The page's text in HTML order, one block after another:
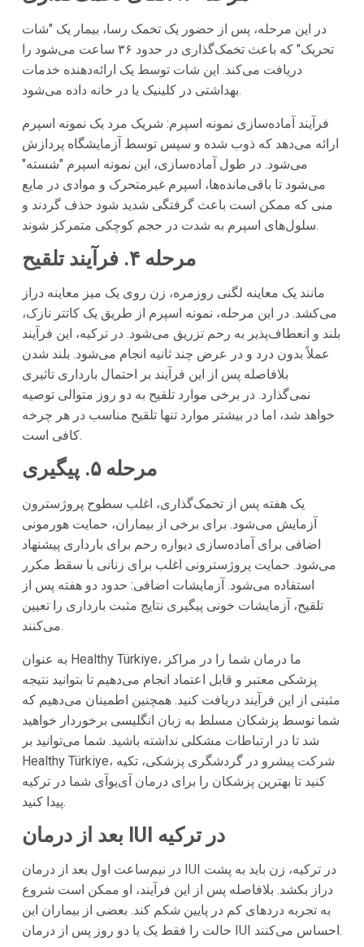
در این مرحله، پس از حضور یک تخمک رسا، بیمار یک "شات
تحریک" که باعث تخمک‌گذاری در حدود ۳۶ ساعت می‌شود را
دریافت می‌کند. این شات توسط یک ارائه‌دهنده خدمات
بهداشتی در کلینیک یا در خانه داده می‌شود.
فرآیند آماده‌سازی نمونه اسپرم: شریک مرد یک نمونه اسپرم
ارائه می‌دهد که ذوب شده و سپس توسط آزمایشگاه پردازش
می‌شود. در طول آماده‌سازی، این نمونه اسپرم "شسته"
می‌شود تا باقی‌مانده‌ها، اسپرم غیرمتحرک و موادی در مایع
منی که ممکن است باعث گرفتگی شدید شود حذف گردند و
سلول‌های اسپرم به شدت در حجم کوچکی متمرکز شوند.
مرحله ۴. فرآیند تلقیح
مانند یک معاینه لگنی روزمره، زن روی یک میز معاینه دراز
می‌کشد. در این مرحله، نمونه اسپرم از طریق یک کاتتر نازک،
بلند و انعطاف‌پذیر به رحم تزریق می‌شود. در ترکیه، این فرآیند
عملاً بدون درد و در عرض چند ثانیه انجام می‌شود. بلند شدن
بلافاصله پس از این فرآیند بر احتمال بارداری تاثیری
نمی‌گذارد. در برخی موارد تلقیح به دو روز متوالی توصیه
خواهد شد، اما در بیشتر موارد تنها تلقیح مناسب در هر چرخه
کافی است.
مرحله ۵. پیگیری
یک هفته پس از تخمک‌گذاری، اغلب سطوح پروژسترون
آزمایش می‌شود. برای برخی از بیماران، حمایت هورمونی
اضافی برای آماده‌سازی دیواره رحم برای بارداری پیشنهاد
می‌شود. حمایت پروژسترونی اغلب برای زنانی با سقط مکرر
استفاده می‌شود. آزمایشات اضافی: حدود دو هفته پس از
تلقیح، آزمایشات خونی پیگیری نتایج مثبت بارداری را تعیین
می‌کنند.
به عنوان Healthy Türkiye، ما درمان شما را در مراکز
پزشکی معتبر و قابل اعتماد انجام می‌دهیم تا بتوانید نتیجه
مثبتی از این فرآیند دریافت کنید. همچنین اطمینان می‌دهیم که
شما توسط پزشکان مسلط به زبان انگلیسی برخوردار خواهید
شد تا در ارتباطات مشکلی نداشته باشید. شما می‌توانید بر
Healthy Türkiye، شرکت پیشرو در گردشگری پزشکی، تکیه
کنید تا بهترین پزشکان را برای درمان آی‌یوآی شما در ترکیه
پیدا کنید.
بعد از درمان IUI در ترکیه
در نیم‌ساعت اول بعد از درمان IUI در ترکیه، زن باید به پشت
دراز بکشد. بلافاصله پس از این فرآیند، او ممکن است شروع
به تجربه دردهای کم در پایین شکم کند. بعضی از بیماران این
حالت را فقط یک یا دو روز پس از درمان IUI احساس می‌کنند.